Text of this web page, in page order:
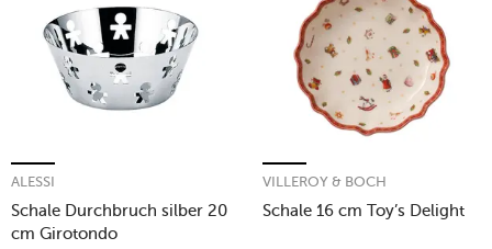
Schale Durchbruch silber 20
cm Girotondo
ALESSI
Schale 16 cm Toy’s Delight
VILLEROY & BOCH